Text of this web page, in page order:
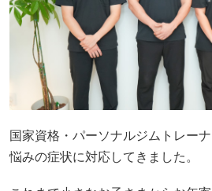
国家資格・パーソナルジムトレー
悩みの症状に対応してきました。